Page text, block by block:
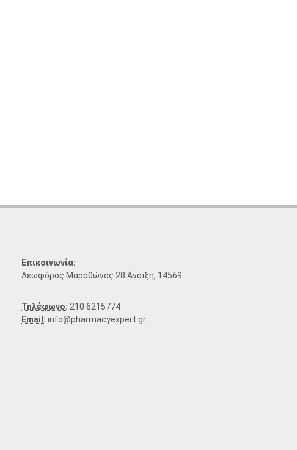
Επικοινωνία:
Λεωφόρος Μαραθώνος 28 Άνοιξη, 14569
Τηλέφωνο: 210 6215774
Email: info@pharmacyexpert.gr